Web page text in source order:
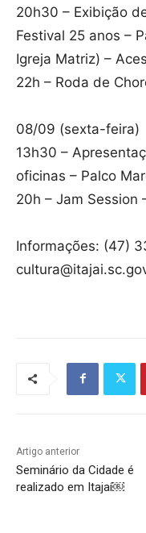
20h30 – Exibição
Festival 25 anos –
Igreja Matriz) –
22h – Roda de
08/09 (sexta-feira)
13h30 –
oficinas – Palco
20h – Jam Session
Informações: (47)
Artigo anterior
Seminário da Cidade é
realizado em Itajaí￼